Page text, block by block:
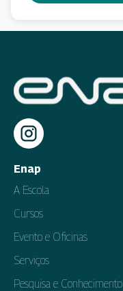
Enap
A Escola
Cursos
Evento e Oficinas
Serviços
Pesquisa e Conhecimento